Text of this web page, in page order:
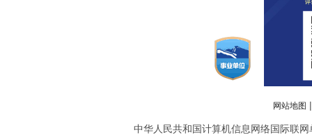
网站地图
中华人民共和国计算机信息网络国际联